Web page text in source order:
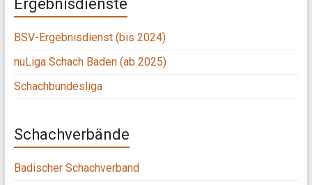
Ergebnisdienste
BSV-Ergebnisdienst (bis 2024)
nuLiga Schach Baden (ab 2025)
Schachbundesliga
Schachverbände
Badischer Schachverband